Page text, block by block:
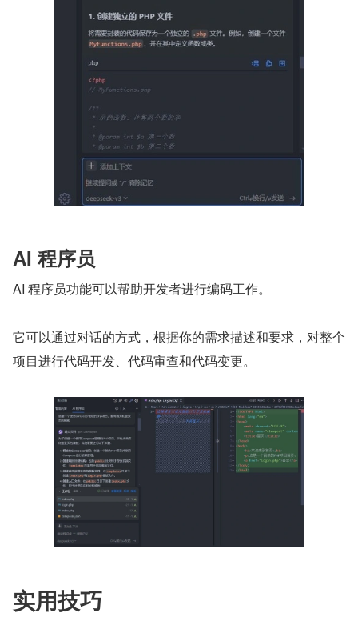
AI 程序员
AI 程序员功能可以帮助开发者进行编码工作。
它可以通过对话的方式，根据你的需求描述和要求，对整个
项目进行代码开发、代码审查和代码变更。
实用技巧